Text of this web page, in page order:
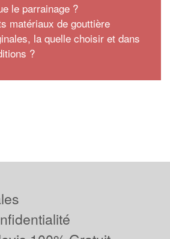
le parrainage ?
matériaux de gouttière
la quelle choisir et dans
?